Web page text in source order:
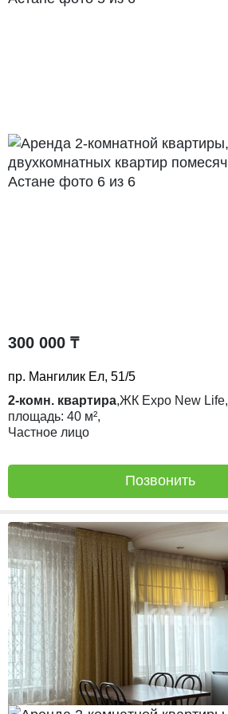
300 000 ₸
пр. Мангилик Ел, 51/5
2-комн. квартира,ЖК Expo New Life,
площадь: 40 м²,
Частное лицо
Позвонить